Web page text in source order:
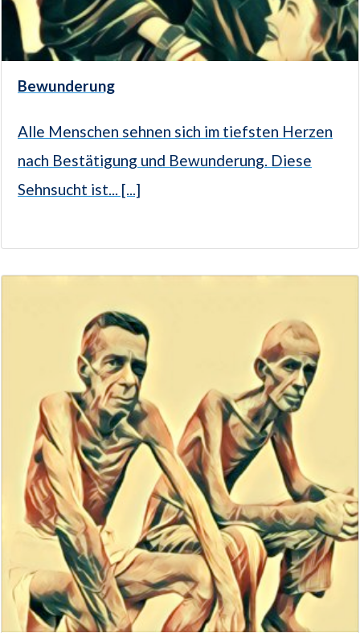
Bewunderung
Alle Menschen sehnen sich im tiefsten Herzen
nach Bestätigung und Bewunderung. Diese
Sehnsucht ist... [...]